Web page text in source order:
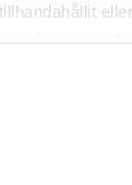
har under